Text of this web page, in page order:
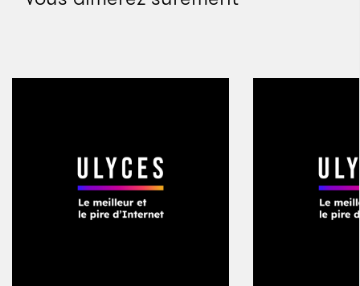
réfugiés en provenance de pays en proie à des crises
des réseaux de passeurs sans scrupules sévissent sur
utilisent les familles en détresse comme main
d’œuvre providentielle et gratuite. C’est justement
au sein de la Cosa Nostra qu’a eu lieu l’autre
événement crucial de l’année pour David